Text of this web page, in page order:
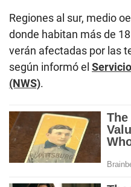
Regiones al sur, medio
donde habitan más de
verán afectadas por las
según informó el
(NWS).